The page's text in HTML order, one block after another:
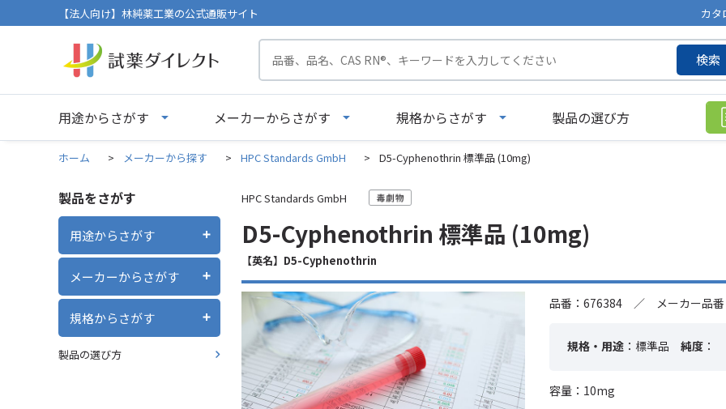
【法人向け】林純薬工業の公式通販サイト カタ
検索
用途からさがす メーカーからさがす 規格からさがす 製品の選び方
ホーム > メーカーから探す > HPC Standards GmbH > D5-Cyphenothrin 標準品 (10mg)
製品をさがす
用途からさがす
メーカーからさがす
規格からさがす
製品の選び方
HPC Standards GmbH
D5-Cyphenothrin 標準品 (10mg)
【英名】D5-Cyphenothrin
品番：676384 ／ メーカー品番
規格・用途 ：標準品 純度 ：
容量：10mg